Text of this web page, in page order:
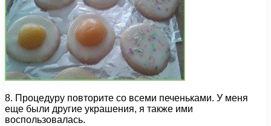
8. Процедуру повторите со всеми печеньками. У меня
еще были другие украшения, я также ими
воспользовалась.